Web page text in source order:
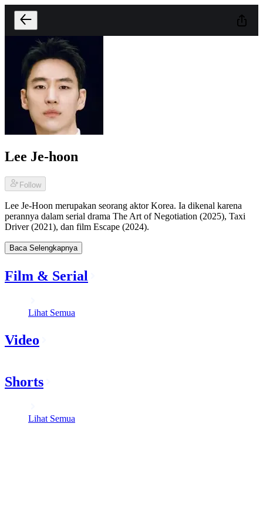
Lee Je-hoon
Follow
Lee Je-Hoon merupakan seorang aktor Korea. Ia dikenal karena
perannya dalam serial drama The Art of Negotiation (2025), Taxi
Driver (2021), dan film Escape (2024).
Baca Selengkapnya
Film & Serial
Lihat Semua
Video
Shorts
Lihat Semua